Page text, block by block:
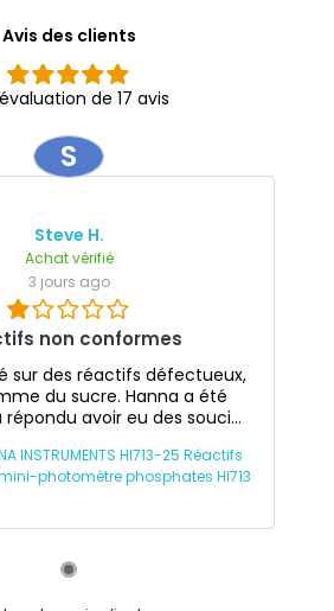
Avis des clients
de 17 avis
S
Steve H.
Achat vérifié
3 jours ago
non conformes
sur des réactifs défectueux,
du sucre. Hanna a été
avoir eu des souci...
INSTRUMENTS HI713-25 Réactifs
photomètre phosphates HI713